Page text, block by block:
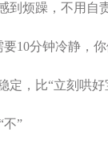
到烦躁，不用
10分钟冷静，
定，比“立刻哄好
不”